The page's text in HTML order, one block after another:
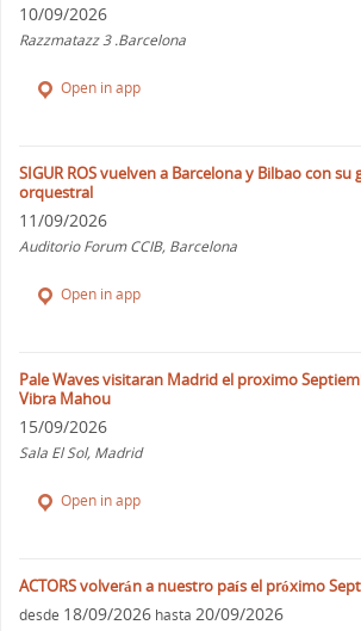
10/09/2026
Razzmatazz 3 .Barcelona
Open in app
SIGUR ROS vuelven a Barcelona y Bilbao con
orquestral
11/09/2026
Auditorio Forum CCIB, Barcelona
Open in app
Pale Waves visitaran Madrid el proximo
Vibra Mahou
15/09/2026
Sala El Sol, Madrid
Open in app
ACTORS volverán a nuestro país el próximo
desde 18/09/2026 hasta 20/09/2026